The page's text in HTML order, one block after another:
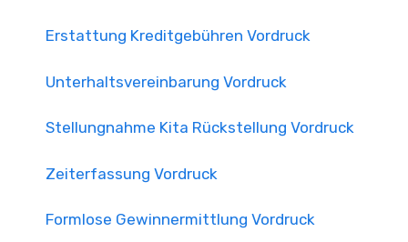
Erstattung Kreditgebühren Vordruck
Unterhaltsvereinbarung Vordruck
Stellungnahme Kita Rückstellung Vordruck
Zeiterfassung Vordruck
Formlose Gewinnermittlung Vordruck